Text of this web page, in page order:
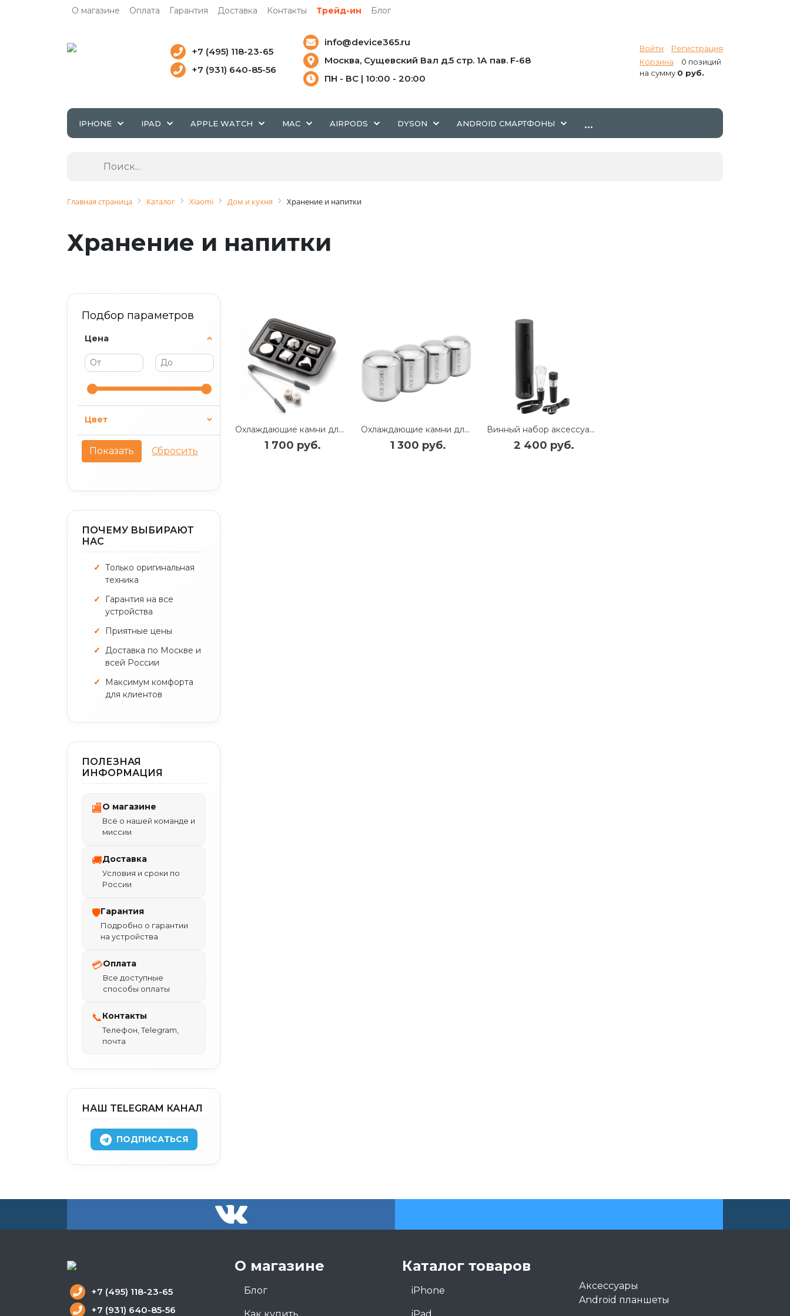
О магазине Оплата Гарантия Доставка Контакты Трейд-ин Блог
Войти
Регистрация
Корзина
0 позиций
на сумму 0 руб.
+7 (495) 118-23-65
+7 (931) 640-85-56
info@device365.ru
Москва, Сущевский Вал д.5 стр. 1А пав. F-68
ПН - ВС | 10:00 - 20:00
IPHONE IPAD APPLE WATCH MAC AIRPODS DYSON ANDROID СМАРТФОНЫ ...
Главная страница Каталог Xiaomi Дом и кухня Хранение и напитки
Хранение и напитки
Подбор параметров
Цена
Цвет
ПОЧЕМУ ВЫБИРАЮТ
НАС
Только оригинальная
техника
Гарантия на все
устройства
Приятные цены
Доставка по Москве и
всей России
Максимум комфорта
для клиентов
ПОЛЕЗНАЯ
ИНФОРМАЦИЯ
🏬О магазине
Всё о нашей команде и
миссии
🚚Доставка
Условия и сроки по
России
🛡Гарантия
Подробно о гарантии
на устройства
💳Оплата
Все доступные
способы оплаты
📞Контакты
Телефон, Telegram,
почта
НАШ TELEGRAM КАНАЛ
ПОДПИСАТЬСЯ
Охлаждающие камни для напитков Xiaomi Circle Joy Ice Cubes 6шт стальные (CJ- BK02) (серебристый)
1 700 руб.
Охлаждающие камни для напитков Xiaomi Circle Joy Ice Cubes 4шт стальные (CJ- BK01) (серебристый)
1 300 руб.
Винный набор аксессуаров Xiaomi Huo Hou Electric Wine Bottle Opener BASIC (HU0047) (черный)
2 400 руб.
О магазине
Блог
Каталог товаров
iPhone
Аксессуары
Android планшеты
+7 (495) 118-23-65
+7 (931) 640-85-56